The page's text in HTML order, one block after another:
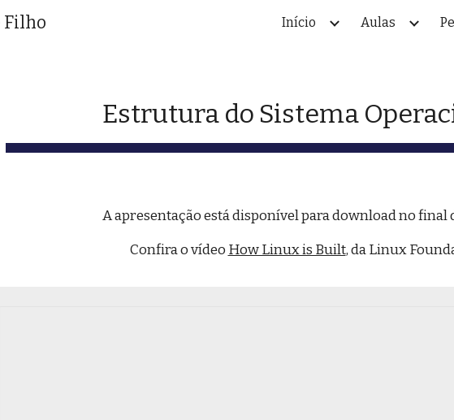
Skip to
Filho Início Aulas
Estrutura do Sistema
A apresentação está disponível para download no final
Confira o vídeo How Linux is Built, da Linux